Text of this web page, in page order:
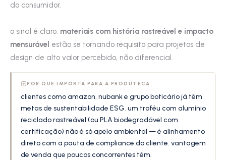
do consumidor.
o sinal é claro: materiais com história rastreável e impacto
mensurável estão se tornando requisito para projetos de
design de alto valor percebido, não diferencial.
POR QUE IMPORTA PARA A PRODUTECA
clientes como amazon, nubank e grupo boticário já têm
metas de sustentabilidade ESG. um troféu com alumínio
reciclado rastreável (ou PLA biodegradável com
certificação) não é só apelo ambiental — é alinhamento
direto com a pauta de compliance do cliente. vantagem
de venda que poucos concorrentes têm.